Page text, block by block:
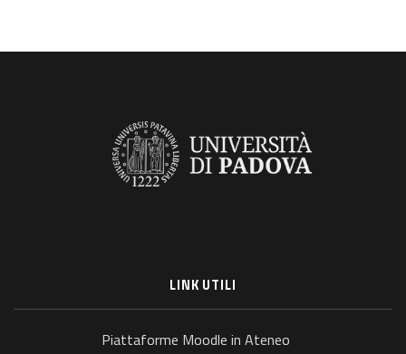
LINK UTILI
Piattaforme Moodle in Ateneo